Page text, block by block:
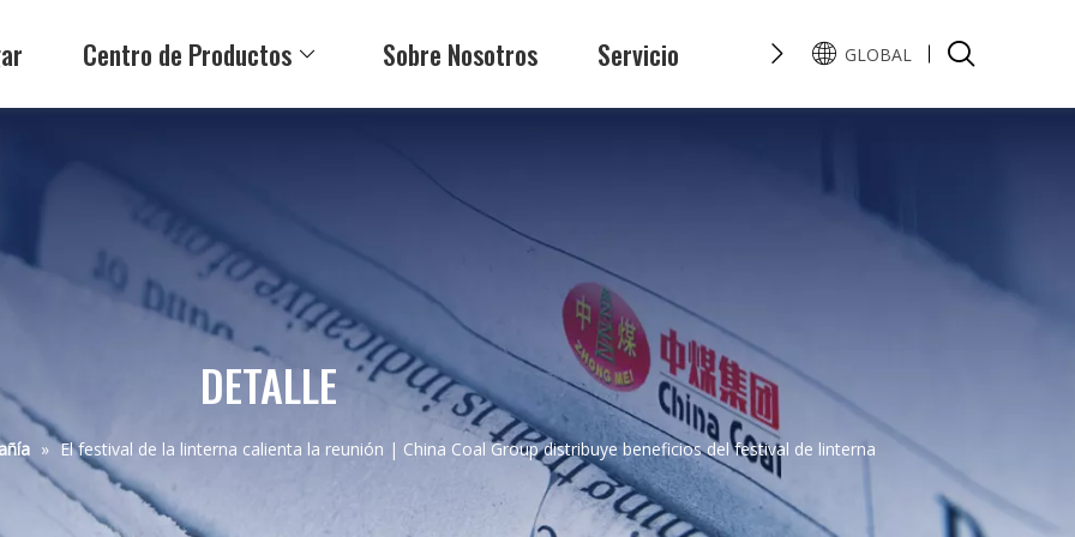
Centro de Productos Sobre Nosotros Servicio Honor Preguntas y
GLOBAL
DETALLE
» El festival de la linterna calienta la reunión | China Coal Group distribuye beneficios del festival de linterna